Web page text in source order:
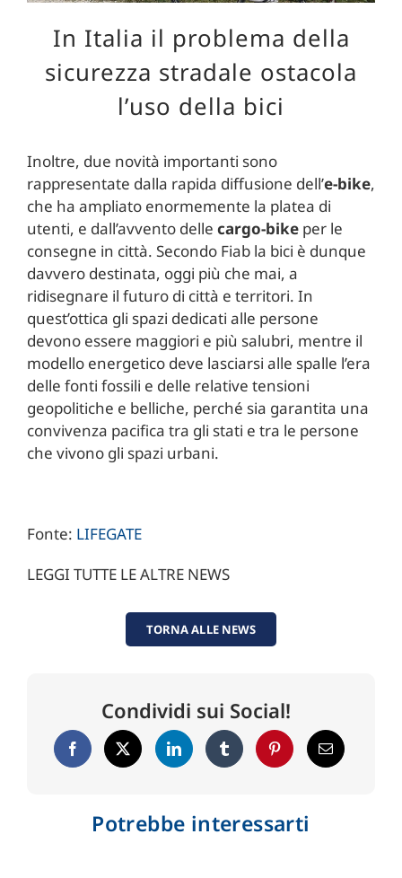
In Italia il problema della
sicurezza stradale ostacola
l’uso della bici
Inoltre, due novità importanti sono
rappresentate dalla rapida diffusione dell’e-bike,
che ha ampliato enormemente la platea di
utenti, e dall’avvento delle cargo-bikeper le
consegne in città. Secondo Fiab la bici è dunque
davvero destinata, oggi più che mai, a
ridisegnare il futuro di città e territori. In
quest’ottica gli spazi dedicati alle persone
devono essere maggiori e più salubri, mentre il
modello energetico deve lasciarsi alle spalle l’era
delle fonti fossili e delle relative tensioni
geopolitiche e belliche, perché sia garantita una
convivenza pacifica tra gli stati e tra le persone
che vivono gli spazi urbani.
Fonte: LIFEGATE
LEGGI TUTTE LE ALTRE NEWS
TORNA ALLE NEWS
Condividi sui Social!
Potrebbe interessarti